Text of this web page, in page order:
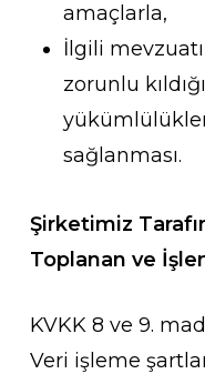
amaçlarla,
İlgili
zorunlu
sağlanması.
Şirketimiz
Toplanan ve
KVKK 8 ve 9.
Veri işleme